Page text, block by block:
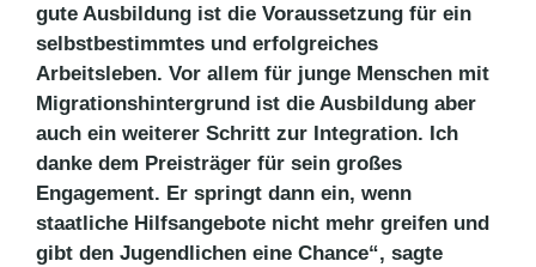
gute Ausbildung ist die Voraussetzung für ein
selbstbestimmtes und erfolgreiches
Arbeitsleben. Vor allem für junge Menschen mit
Migrationshintergrund ist die Ausbildung aber
auch ein weiterer Schritt zur Integration. Ich
danke dem Preisträger für sein großes
Engagement. Er springt dann ein, wenn
staatliche Hilfsangebote nicht mehr greifen und
gibt den Jugendlichen eine Chance“, sagte